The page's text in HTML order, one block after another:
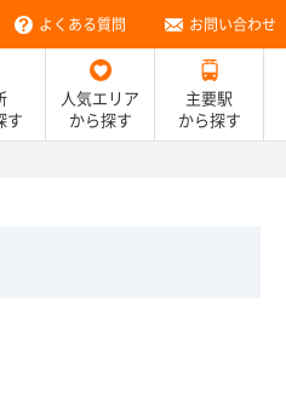
よくある質問 お問い合わせ
す
人気エリア
から探す
主要駅
から探す